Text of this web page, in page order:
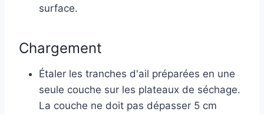
surface.
Chargement
Étaler les tranches d'ail préparées en une
seule couche sur les plateaux de séchage.
La couche ne doit pas dépasser 5 cm